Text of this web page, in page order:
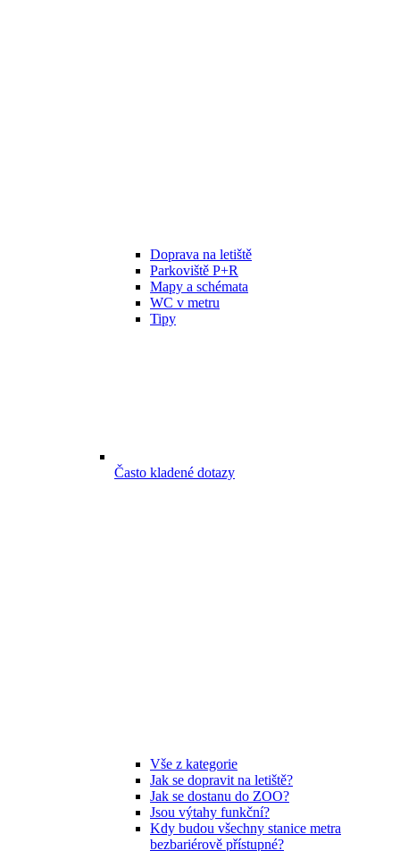
Doprava na letiště
Parkoviště P+R
Mapy a schémata
WC v metru
Tipy
Často kladené dotazy
Vše z kategorie
Jak se dopravit na letiště?
Jak se dostanu do ZOO?
Jsou výtahy funkční?
Kdy budou všechny stanice metra
bezbariérově přístupné?